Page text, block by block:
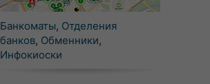
Банкоматы, Отделения
банков, Обменники,
Инфокиоски